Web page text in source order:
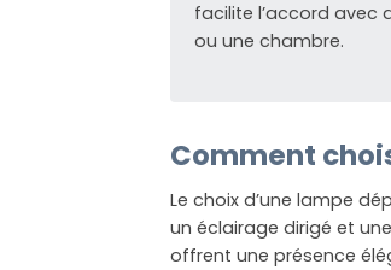
facilite l’accord avec
ou une chambre.
Comment
Le choix d’une lampe
un éclairage dirigé et
offrent une présence